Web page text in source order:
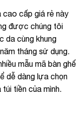
cấp giá rẻ này
được chúng tôi
da cùng khung
tháng sử dụng.
mẫu mã bàn ghế
dễ dàng lựa chọn
tiền của mình.